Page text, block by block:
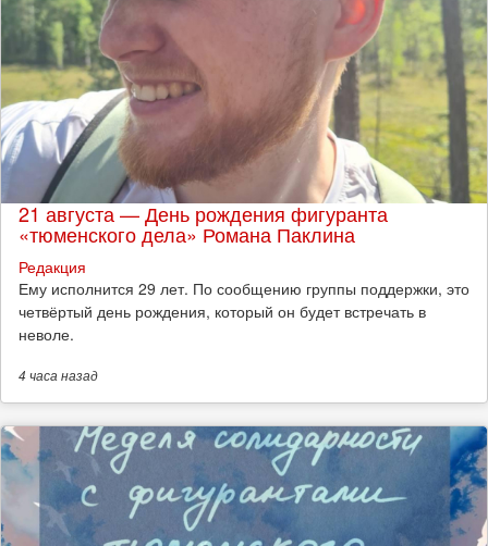
21 августа — День рождения фигуранта
«тюменского дела» Романа Паклина
Редакция
Ему исполнится 29 лет. По сообщению группы поддержки, это
четвёртый день рождения, который он будет встречать в
неволе.
4 часа назад